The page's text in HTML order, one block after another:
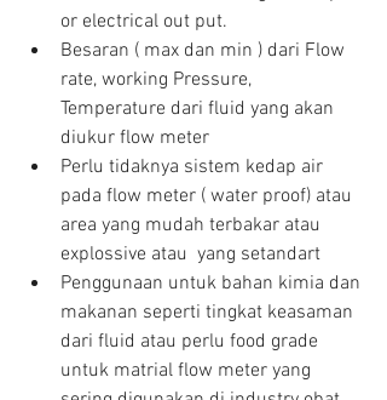
or electrical out put.
Besaran ( max dan min ) dari Flow
rate, working Pressure,
Temperature dari fluid yang akan
diukur flow meter
Perlu tidaknya sistem kedap air
pada flow meter ( water proof) atau
area yang mudah terbakar atau
explossive atau  yang setandart
Penggunaan untuk bahan kimia dan
makanan seperti tingkat keasaman
dari fluid atau perlu food grade
untuk matrial flow meter yang